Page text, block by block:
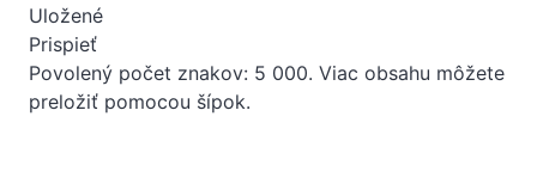
Uložené
Prispieť
Povolený počet znakov: 5 000. Viac obsahu môžete
preložiť pomocou šípok.